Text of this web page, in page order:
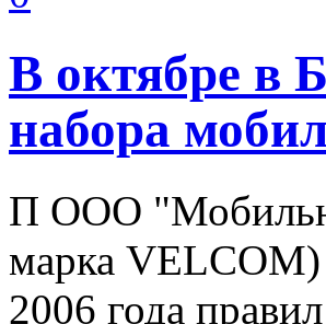
В октябре в
набора
П ООО
марка VELCOM)
2006 года